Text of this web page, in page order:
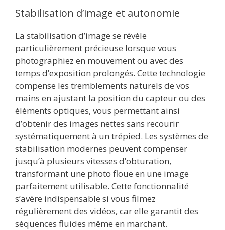
Stabilisation d’image et autonomie
La stabilisation d’image se révèle
particulièrement précieuse lorsque vous
photographiez en mouvement ou avec des
temps d’exposition prolongés. Cette technologie
compense les tremblements naturels de vos
mains en ajustant la position du capteur ou des
éléments optiques, vous permettant ainsi
d’obtenir des images nettes sans recourir
systématiquement à un trépied. Les systèmes de
stabilisation modernes peuvent compenser
jusqu’à plusieurs vitesses d’obturation,
transformant une photo floue en une image
parfaitement utilisable. Cette fonctionnalité
s’avère indispensable si vous filmez
régulièrement des vidéos, car elle garantit des
séquences fluides même en marchant.